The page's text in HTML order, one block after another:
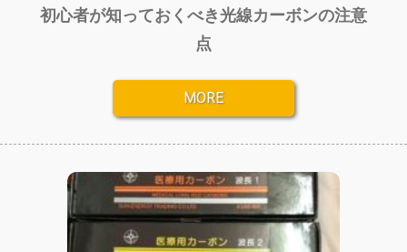
初心者が知っておくべき光線カーボンの注意
点
MORE